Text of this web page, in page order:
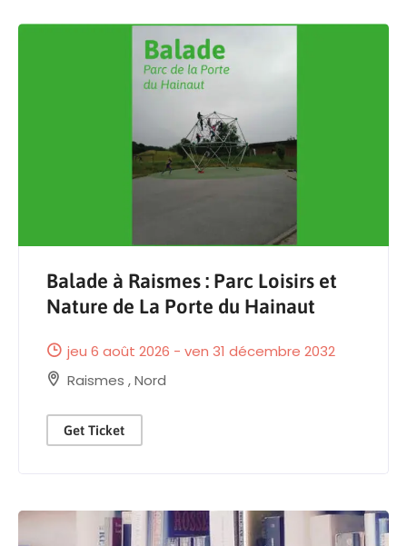
Balade à Raismes : Parc Loisirs et
Nature de La Porte du Hainaut
jeu 6 août 2026 - ven 31 décembre 2032
Raismes ,Nord
Get Ticket